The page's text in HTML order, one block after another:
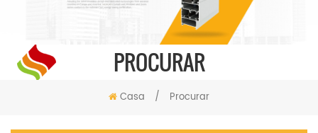
PROCURAR
Casa / Procurar